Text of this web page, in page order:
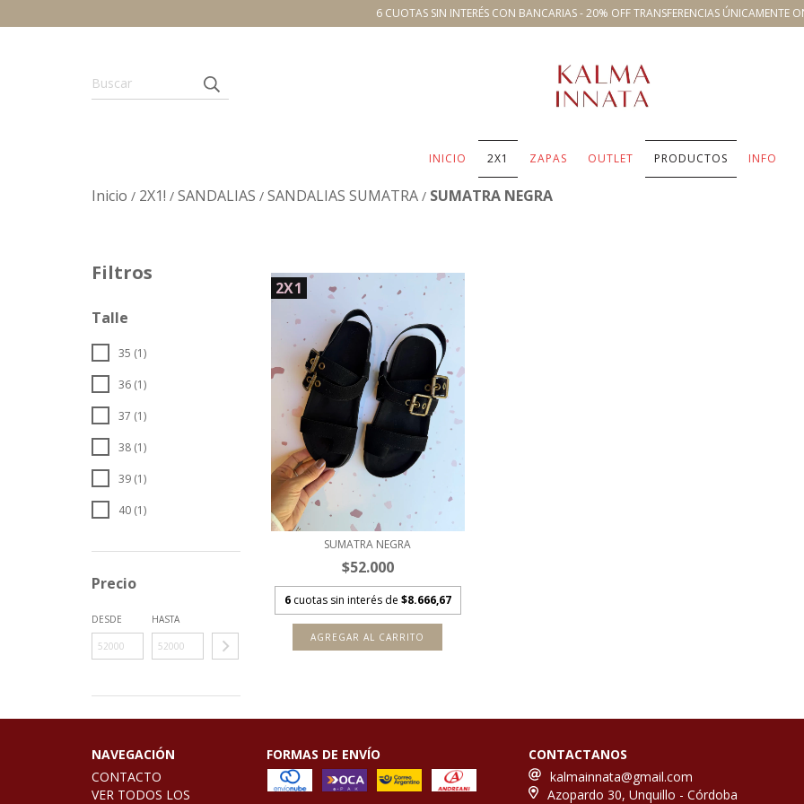
6 CUOTAS SIN INTERÉS CON BANCARIAS - 20% OFF TRANSFERENCIAS ÚNICAMENTE
INICIO 2X1 ZAPAS OUTLET PRODUCTOS INFO
Inicio / 2X1! / SANDALIAS / SANDALIAS SUMATRA / SUMATRA NEGRA
Filtros
Talle
35 (1)
36 (1)
37 (1)
38 (1)
39 (1)
40 (1)
Precio
DESDE HASTA
2X1
SUMATRA NEGRA
$52.000
6 cuotas sin interés de $8.666,67
AGREGAR AL CARRITO
NAVEGACIÓN
CONTACTO
VER TODOS LOS
FORMAS DE ENVÍO
CONTACTANOS
kalmainnata@gmail.com
Azopardo 30, Unquillo - Córdoba